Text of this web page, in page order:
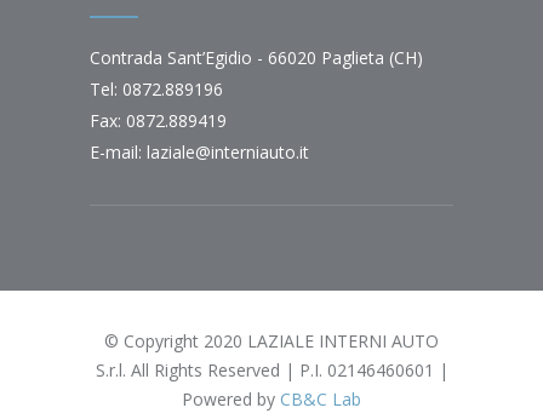
Contrada Sant’Egidio - 66020 Paglieta (CH)
Tel: 0872.889196
Fax: 0872.889419
E-mail: laziale@interniauto.it
© Copyright 2020 LAZIALE INTERNI AUTO
S.r.l. All Rights Reserved | P.I. 02146460601 |
Powered by CB&C Lab